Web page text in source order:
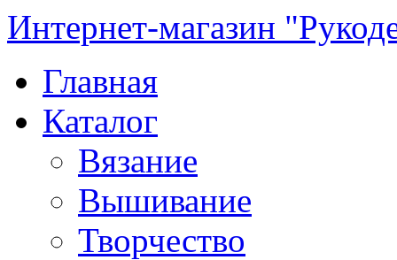
Интернет-магазин
Главная
Каталог
Вязание
Вышивание
Творчество